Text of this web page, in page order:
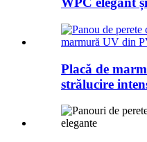
Placă de
strălucire